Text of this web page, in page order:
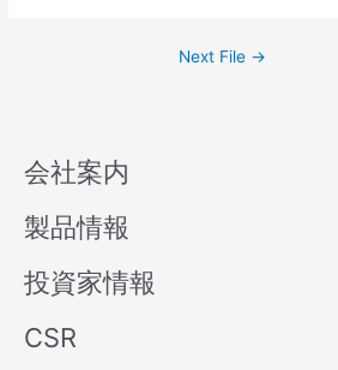
Next File →
会社案内
製品情報
投資家情報
CSR